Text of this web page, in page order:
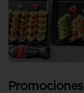
Promociones